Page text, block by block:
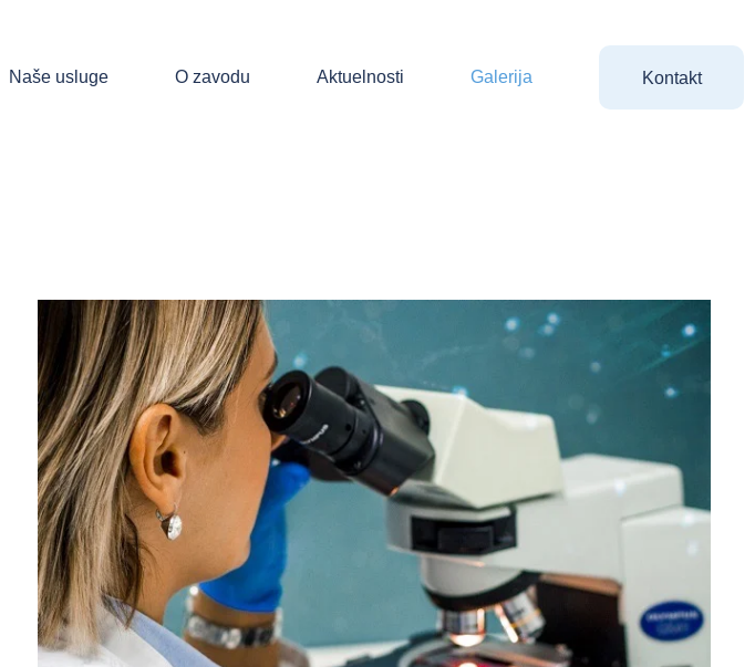
Naše usluge O zavodu Aktuelnosti Galerija Kontakt